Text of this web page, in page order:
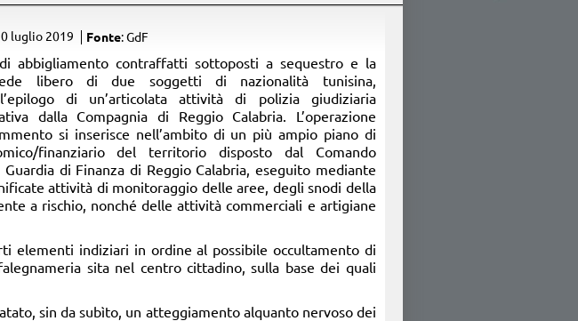
luglio 2019 Fonte: GdF
abbigliamento contraffatti sottoposti a sequestro e la
libero di due soggetti di nazionalità tunisina,
di un’articolata attività di polizia giudiziaria
dalla Compagnia di Reggio Calabria. L’operazione
si inserisce nell’ambito di un più ampio piano di
finanziario del territorio disposto dal Comando
Guardia di Finanza di Reggio Calabria, eseguito mediante
attività di monitoraggio delle aree, degli snodi della
a rischio, nonché delle attività commerciali e artigiane
elementi indiziari in ordine al possibile occultamento di
sita nel centro cittadino, sulla base dei quali
sin da subìto, un atteggiamento alquanto nervoso dei